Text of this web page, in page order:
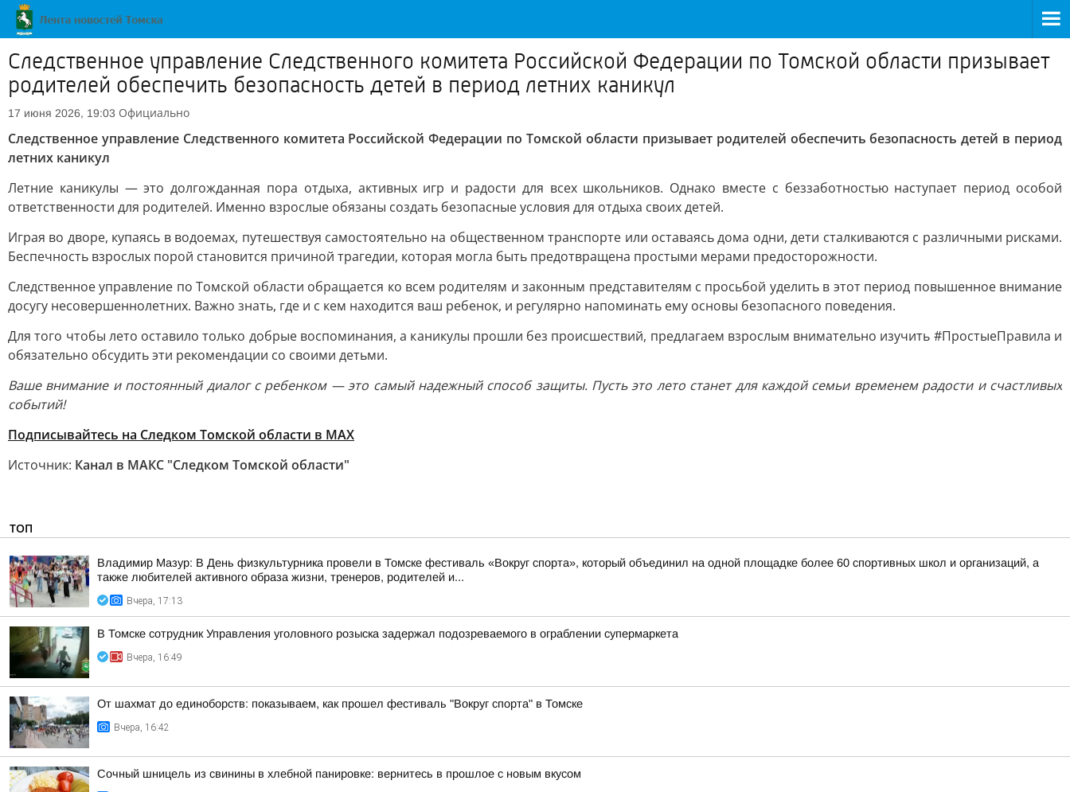
Следственное управление Следственного комитета Российской Федерации по Томской области призывает
родителей обеспечить безопасность детей в период летних каникул
17 июня 2026, 19:03 Официально
Следственное управление Следственного комитета Российской Федерации по Томской области призывает родителей обеспечить безопасность детей в период
летних каникул
Летние каникулы — это долгожданная пора отдыха, активных игр и радости для всех школьников. Однако вместе с беззаботностью наступает период особой
ответственности для родителей. Именно взрослые обязаны создать безопасные условия для отдыха своих детей.
Играя во дворе, купаясь в водоемах, путешествуя самостоятельно на общественном транспорте или оставаясь дома одни, дети сталкиваются с различными рисками.
Беспечность взрослых порой становится причиной трагедии, которая могла быть предотвращена простыми мерами предосторожности.
Следственное управление по Томской области обращается ко всем родителям и законным представителям с просьбой уделить в этот период повышенное внимание
досугу несовершеннолетних. Важно знать, где и с кем находится ваш ребенок, и регулярно напоминать ему основы безопасного поведения.
Для того чтобы лето оставило только добрые воспоминания, а каникулы прошли без происшествий, предлагаем взрослым внимательно изучить #ПростыеПравила и
обязательно обсудить эти рекомендации со своими детьми.
Ваше внимание и постоянный диалог с ребенком — это самый надежный способ защиты. Пусть это лето станет для каждой семьи временем радости и счастливых
событий!
Подписывайтесь на Следком Томской области в МАХ
Источник: Канал в МАКС "Следком Томской области"
ТОП
Владимир Мазур: В День физкультурника провели в Томске фестиваль «Вокруг спорта», который объединил на одной площадке более 60 спортивных школ и организаций, а
также любителей активного образа жизни, тренеров, родителей и...
Вчера, 17:13
В Томске сотрудник Управления уголовного розыска задержал подозреваемого в ограблении супермаркета
Вчера, 16:49
От шахмат до единоборств: показываем, как прошел фестиваль "Вокруг спорта" в Томске
Вчера, 16:42
Сочный шницель из свинины в хлебной панировке: вернитесь в прошлое с новым вкусом